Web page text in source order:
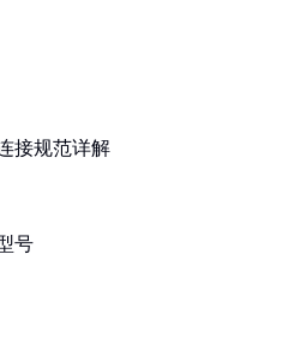
接规范详解
号